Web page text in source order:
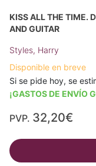
KISS ALL THE TIME.
AND GUITAR
Styles, Harry
Disponible en breve
Si se pide hoy, se
¡GASTOS DE ENVÍO
PVP. 32,20€